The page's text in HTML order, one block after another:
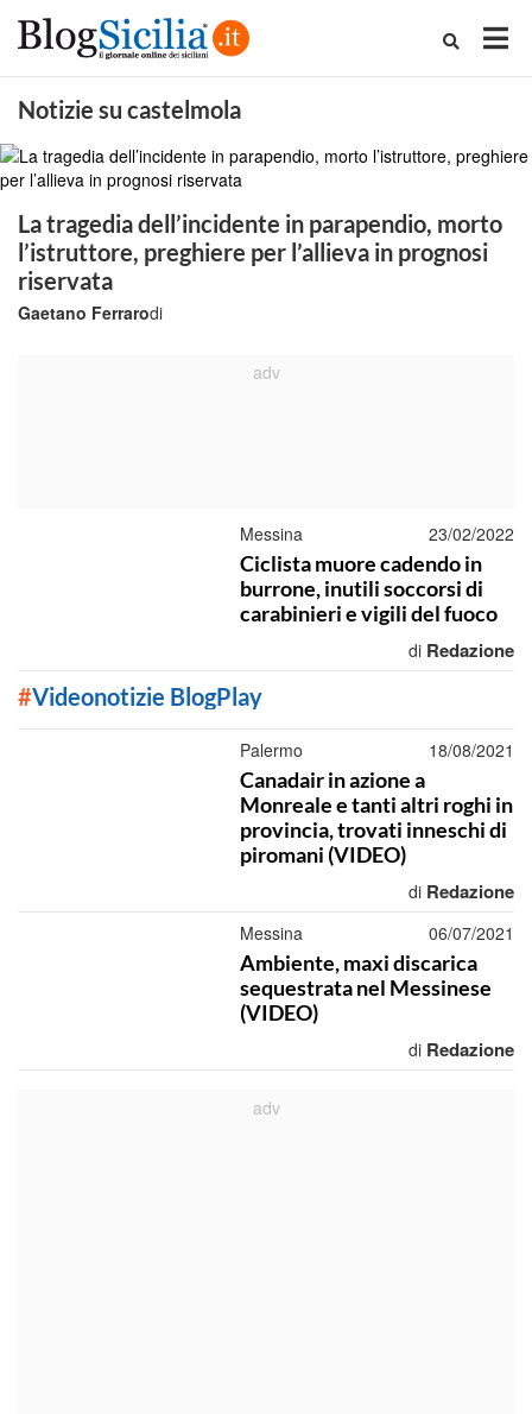
Notizie su castelmola
La tragedia dell’incidente in parapendio, morto
l’istruttore, preghiere per l’allieva in prognosi
riservata
di
Gaetano Ferraro
Messina 23/02/2022
Ciclista muore cadendo in
burrone, inutili soccorsi di
carabinieri e vigili del fuoco
di Redazione
#Videonotizie BlogPlay
Palermo 18/08/2021
Canadair in azione a
Monreale e tanti altri roghi in
provincia, trovati inneschi di
piromani (VIDEO)
di Redazione
Messina 06/07/2021
Ambiente, maxi discarica
sequestrata nel Messinese
(VIDEO)
di Redazione